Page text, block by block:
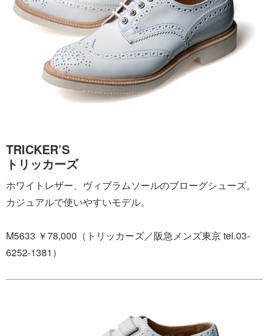
TRICKER’S
トリッカーズ
ホワイトレザー、ヴィブラムソールのブローグシューズ。
カジュアルで使いやすいモデル。
M5633 ￥78,000（トリッカーズ／阪急メンズ東京 tel.03-
6252-1381）